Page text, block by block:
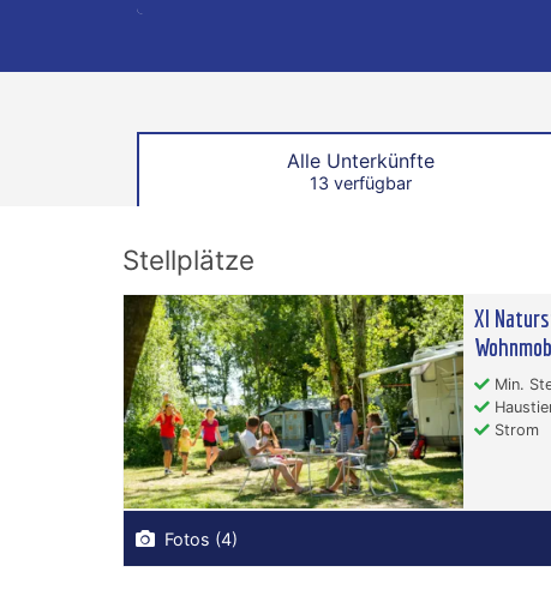
Alle Unterkünfte
13 verfügbar
Stellplätze
Xl
Min.
Strom
Fotos (4)